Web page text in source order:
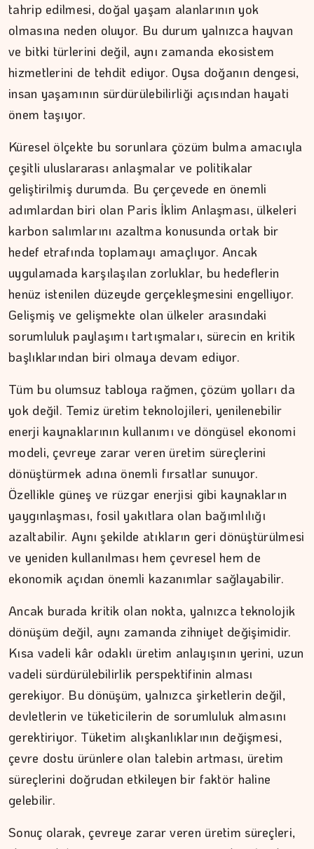
tahrip edilmesi, doğal yaşam alanlarının yok
olmasına neden oluyor. Bu durum yalnızca hayvan
ve bitki türlerini değil, aynı zamanda ekosistem
hizmetlerini de tehdit ediyor. Oysa doğanın dengesi,
insan yaşamının sürdürülebilirliği açısından hayati
önem taşıyor.
Küresel ölçekte bu sorunlara çözüm bulma amacıyla
çeşitli uluslararası anlaşmalar ve politikalar
geliştirilmiş durumda. Bu çerçevede en önemli
adımlardan biri olan Paris İklim Anlaşması, ülkeleri
karbon salımlarını azaltma konusunda ortak bir
hedef etrafında toplamayı amaçlıyor. Ancak
uygulamada karşılaşılan zorluklar, bu hedeflerin
henüz istenilen düzeyde gerçekleşmesini engelliyor.
Gelişmiş ve gelişmekte olan ülkeler arasındaki
sorumluluk paylaşımı tartışmaları, sürecin en kritik
başlıklarından biri olmaya devam ediyor.
Tüm bu olumsuz tabloya rağmen, çözüm yolları da
yok değil. Temiz üretim teknolojileri, yenilenebilir
enerji kaynaklarının kullanımı ve döngüsel ekonomi
modeli, çevreye zarar veren üretim süreçlerini
dönüştürmek adına önemli fırsatlar sunuyor.
Özellikle güneş ve rüzgar enerjisi gibi kaynakların
yaygınlaşması, fosil yakıtlara olan bağımlılığı
azaltabilir. Aynı şekilde atıkların geri dönüştürülmesi
ve yeniden kullanılması hem çevresel hem de
ekonomik açıdan önemli kazanımlar sağlayabilir.
Ancak burada kritik olan nokta, yalnızca teknolojik
dönüşüm değil, aynı zamanda zihniyet değişimidir.
Kısa vadeli kâr odaklı üretim anlayışının yerini, uzun
vadeli sürdürülebilirlik perspektifinin alması
gerekiyor. Bu dönüşüm, yalnızca şirketlerin değil,
devletlerin ve tüketicilerin de sorumluluk almasını
gerektiriyor. Tüketim alışkanlıklarının değişmesi,
çevre dostu ürünlere olan talebin artması, üretim
süreçlerini doğrudan etkileyen bir faktör haline
gelebilir.
Sonuç olarak, çevreye zarar veren üretim süreçleri,
ŞAFAK GÜVEN
Ahlat'tan Nemrut Krateri'ne
İPEK KOCAMAN
Kitap kafenin rafları arasında…